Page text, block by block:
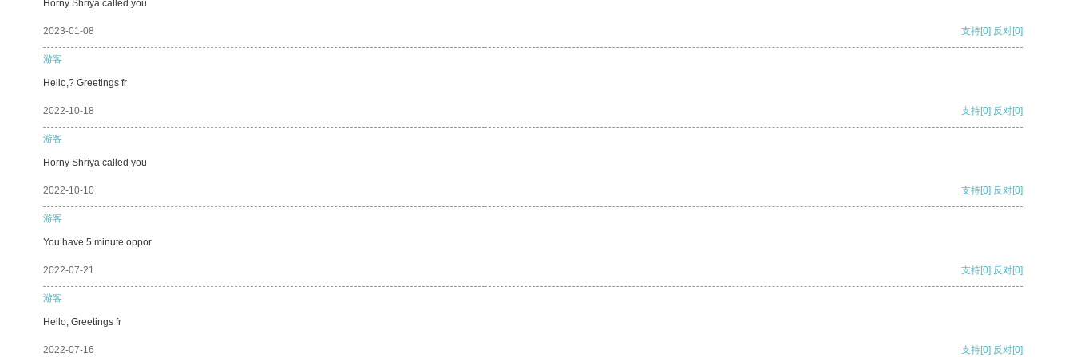
Horny Shriya called you
2023-01-08 支持[0] 反对[0]
游客
Hello,? Greetings fr
2022-10-18 支持[0] 反对[0]
游客
Horny Shriya called you
2022-10-10 支持[0] 反对[0]
游客
You have 5 minute oppor
2022-07-21 支持[0] 反对[0]
游客
Hello, Greetings fr
2022-07-16 支持[0] 反对[0]